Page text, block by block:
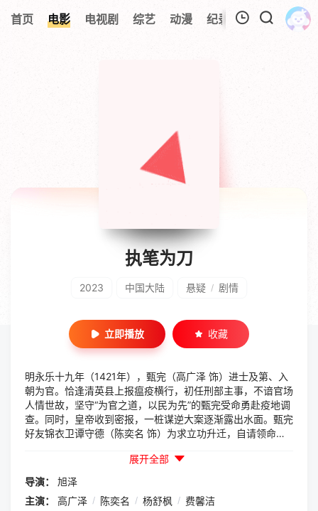
首页 电影 电视剧 综艺 动漫 纪录片 视频短片
暂无观看影片的记录
执笔为刀
2023 中国大陆 悬疑 / 剧情
立即播放 收藏
明永乐十九年（1421年），甄完（高广泽 饰）进士及第、入
朝为官。恰逢清英县上报瘟疫横行，初任刑部主事，不谙官场
人情世故，坚守“为官之道，以民为先”的甄完受命勇赴疫地调
查。同时，皇帝收到密报，一桩谋逆大案逐渐露出水面。甄完
好友锦衣卫谭守德（陈奕名 饰）为求立功升迁，自请领命暗
姓得了癔症，服用大夫所开药方无用，求得五崇先生（杨舒枫
饰）所赐圣婴之符却能“显灵”......此谜仍未解，疫情起因仍未
知，深山之中，谭守德突然策马到访，催促甄完即刻停止调
查、回京赴命。甄完早意识到事不简单，他将如何抉择？各为
展开全部
导演：
旭泽
主演：
高广泽 / 陈奕名 / 杨舒枫 / 费馨洁